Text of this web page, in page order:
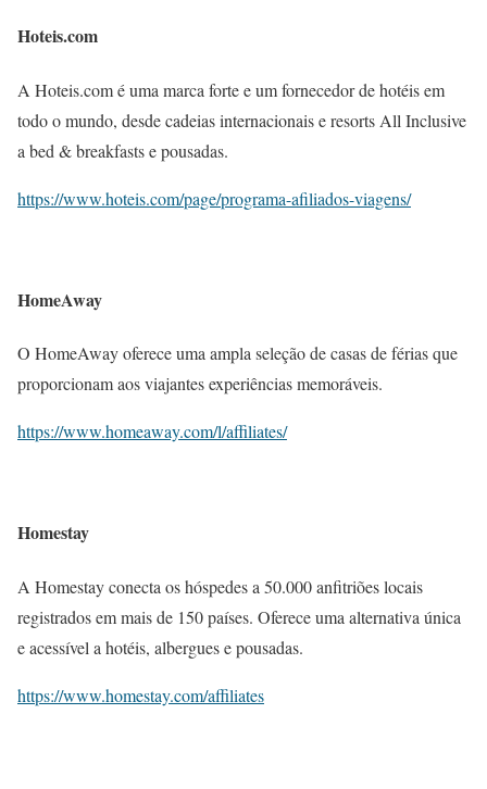
Hoteis.com
A Hoteis.com é uma marca forte e um fornecedor de hotéis em
todo o mundo, desde cadeias internacionais e resorts All Inclusive
a bed & breakfasts e pousadas.
https://www.hoteis.com/page/programa-afiliados-viagens/
HomeAway
O HomeAway oferece uma ampla seleção de casas de férias que
proporcionam aos viajantes experiências memoráveis.
https://www.homeaway.com/l/affiliates/
Homestay
A Homestay conecta os hóspedes a 50.000 anfitriões locais
registrados em mais de 150 países. Oferece uma alternativa única
e acessível a hotéis, albergues e pousadas.
https://www.homestay.com/affiliates